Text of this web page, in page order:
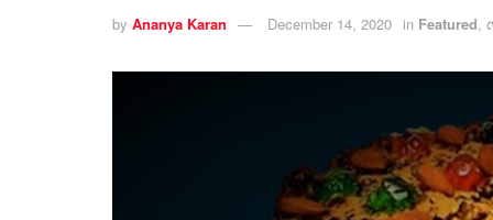
by Ananya Karan December 14, 2020 in Featured,